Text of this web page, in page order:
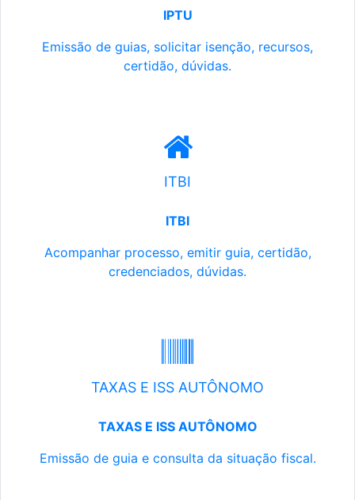
IPTU
Emissão de guias, solicitar isenção, recursos,
certidão, dúvidas.
ITBI
ITBI
Acompanhar processo, emitir guia, certidão,
credenciados, dúvidas.
TAXAS E ISS AUTÔNOMO
TAXAS E ISS AUTÔNOMO
Emissão de guia e consulta da situação fiscal.